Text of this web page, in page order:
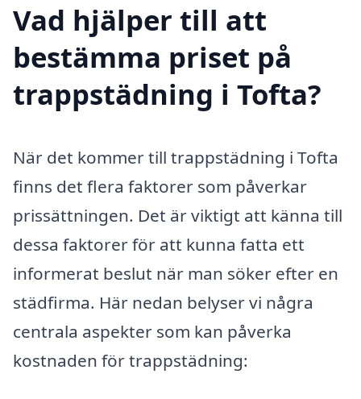
Vad hjälper till att
bestämma priset på
trappstädning i Tofta?
När det kommer till trappstädning i Tofta
finns det flera faktorer som påverkar
prissättningen. Det är viktigt att känna till
dessa faktorer för att kunna fatta ett
informerat beslut när man söker efter en
städfirma. Här nedan belyser vi några
centrala aspekter som kan påverka
kostnaden för trappstädning: